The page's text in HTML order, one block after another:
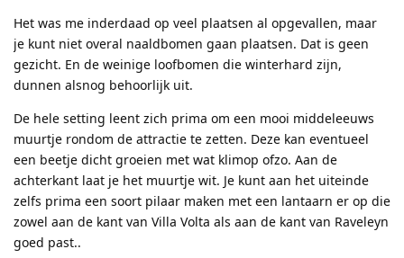
Het was me inderdaad op veel plaatsen al opgevallen, maar
je kunt niet overal naaldbomen gaan plaatsen. Dat is geen
gezicht. En de weinige loofbomen die winterhard zijn,
dunnen alsnog behoorlijk uit.
De hele setting leent zich prima om een mooi middeleeuws
muurtje rondom de attractie te zetten. Deze kan eventueel
een beetje dicht groeien met wat klimop ofzo. Aan de
achterkant laat je het muurtje wit. Je kunt aan het uiteinde
zelfs prima een soort pilaar maken met een lantaarn er op die
zowel aan de kant van Villa Volta als aan de kant van Raveleyn
goed past..